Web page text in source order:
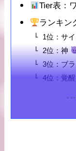
Tier表：
ランキン
1位：サ
2位：神
3位：ブ
4位：覚